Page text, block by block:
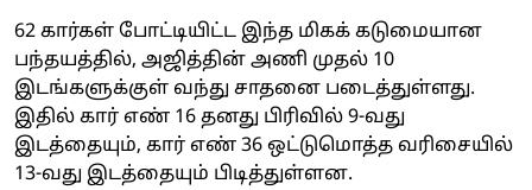
62 கார்கள் போட்டியிட்ட இந்த மிகக் கடுமையான
பந்தயத்தில், அஜித்தின் அணி முதல் 10
இடங்களுக்குள் வந்து சாதனை படைத்துள்ளது.
இதில் கார் எண் 16 தனது பிரிவில் 9-வது
இடத்தையும், கார் எண் 36 ஒட்டுமொத்த வரிசையில்
13-வது இடத்தையும் பிடித்துள்ளன.